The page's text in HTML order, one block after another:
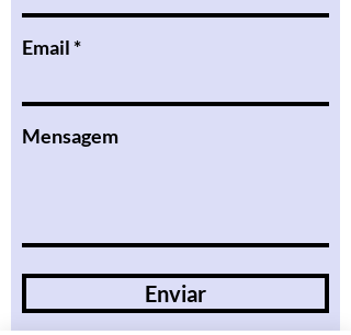
Email
Mensagem
Enviar